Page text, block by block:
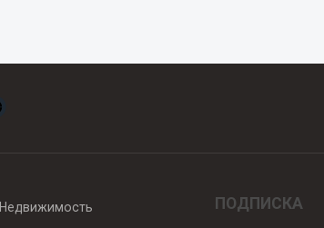
Недвижимость ПОДПИСКА